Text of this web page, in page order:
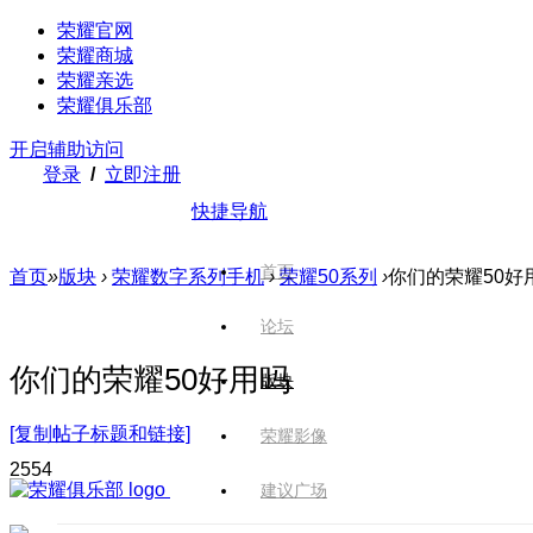
荣耀官网
荣耀商城
荣耀亲选
荣耀俱乐部
开启辅助访问
登录 / 立即注册
快捷导航
首页
论坛
版块
荣耀影像
建议广场
首页»版块 › 荣耀数字系列手机 › 荣耀50系列 ›你们的荣耀50好
你们的荣耀50好用吗
[复制帖子标题和链接]
2554